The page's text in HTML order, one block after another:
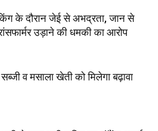
के दौरान जेई से अभद्रता, जान से
उड़ाने की धमकी का आरोप
सब्जी व मसाला खेती को मिलेगा बढ़ावा